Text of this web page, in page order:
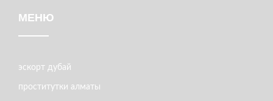
МЕНЮ
эскорт дубай
проститутки алматы